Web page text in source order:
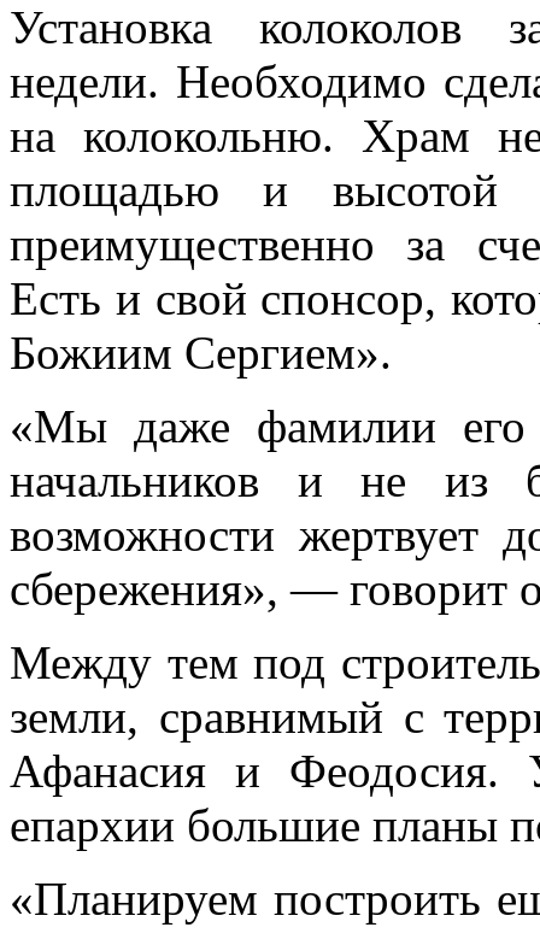
Установка колоколов
недели. Необходимо
на колокольню. Храм
площадью и высотой
преимущественно за
Есть и свой спонсор,
Божиим Сергием».
«Мы даже фамилии
начальников и не из
возможности жертвует
сбережения», — говорит
Между тем под
земли, сравнимый с
Афанасия и Феодосия.
епархии большие планы
«Планируем построить